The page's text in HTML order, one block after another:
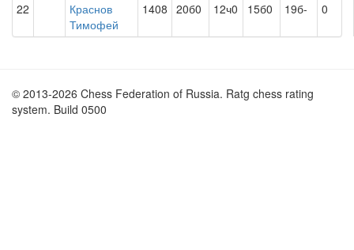
22
Краснов
Тимофей
1408 20б0 12ч0 15б0 19б- 0
© 2013-2026 Chess Federation of Russia. Ratg chess rating
system. Build 0500